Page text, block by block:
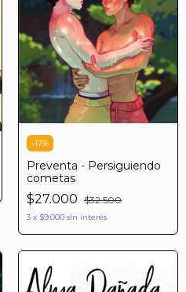
-17%
Preventa - Persiguiendo
cometas
$27.000 $32.500
3 x $9.000 sin interés